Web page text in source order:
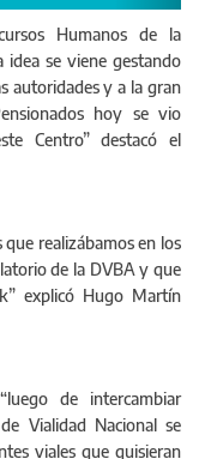
Humanos de la
idea se viene gestando
autoridades y a la gran
hoy se vio
Centro” destacó el
realizábamos en los
de la DVBA y que
explicó Hugo Martín
de intercambiar
Vialidad Nacional se
viales que quisieran